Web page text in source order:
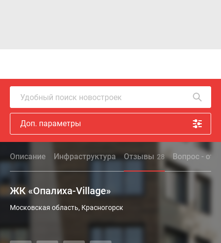
Удобный поиск новостроек
Доп. параметры
Описание Инфраструктура Отзывы 28 Вопрос -
ЖК «Опалиха-Village»
Московская область, Красногорск